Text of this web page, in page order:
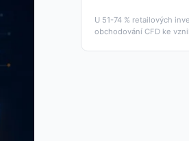
U 51-74 % retailových
obchodování CFD ke